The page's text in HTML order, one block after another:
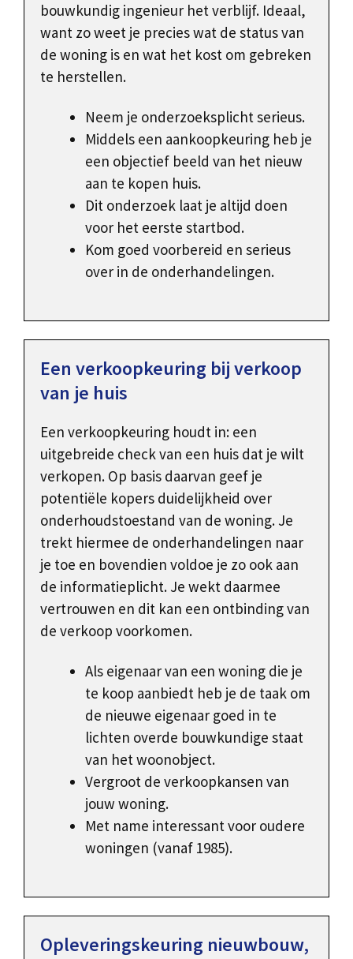
bouwkundig ingenieur het verblijf. Ideaal,
want zo weet je precies wat de status van
de woning is en wat het kost om gebreken
te herstellen.
Neem je onderzoeksplicht serieus.
Middels een aankoopkeuring heb je
een objectief beeld van het nieuw
aan te kopen huis.
Dit onderzoek laat je altijd doen
voor het eerste startbod.
Kom goed voorbereid en serieus
over in de onderhandelingen.
Een verkoopkeuring bij verkoop
van je huis
Een verkoopkeuring houdt in: een
uitgebreide check van een huis dat je wilt
verkopen. Op basis daarvan geef je
potentiële kopers duidelijkheid over
onderhoudstoestand van de woning. Je
trekt hiermee de onderhandelingen naar
je toe en bovendien voldoe je zo ook aan
de informatieplicht. Je wekt daarmee
vertrouwen en dit kan een ontbinding van
de verkoop voorkomen.
Als eigenaar van een woning die je
te koop aanbiedt heb je de taak om
de nieuwe eigenaar goed in te
lichten overde bouwkundige staat
van het woonobject.
Vergroot de verkoopkansen van
jouw woning.
Met name interessant voor oudere
woningen (vanaf 1985).
Opleveringskeuring nieuwbouw,